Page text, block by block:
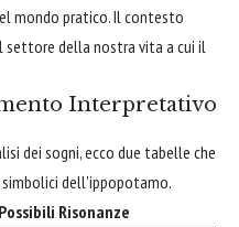
mondo pratico. Il contesto
della nostra vita a cui il
Interpretativo
dei sogni, ecco due tabelle che
dell'ippopotamo.
Risonanze